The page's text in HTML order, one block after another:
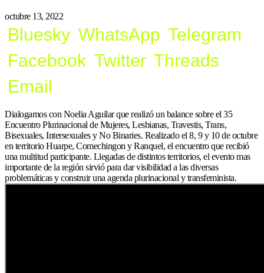
octubre 13, 2022
Bluesky WhatsApp Telegram
Facebook Twitter Threads
Email
Dialogamos con Noelia Aguilar que realizó un balance sobre el 35
Encuentro Plurinacional de Mujeres, Lesbianas, Travestis, Trans,
Bisexuales, Intersexuales y No Binaries. Realizado el 8, 9 y 10 de octubre
en territorio Huarpe, Comechingon y Ranquel, el encuentro que recibió
una multitud participante. Llegadas de distintos territorios, el evento mas
importante de la región sirvió para dar visibilidad a las diversas
problemáticas y construir una agenda plurinacional y transfeminista.